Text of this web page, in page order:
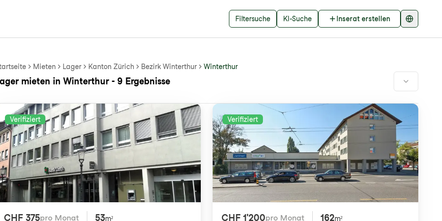
Filtersuche KI-Suche Inserat erstellen
Mieten Lager Kanton Zürich Bezirk Winterthur Winterthur
mieten in Winterthur - 9 Ergebnisse
Verifiziert
CHF 375pro Monat 53m²
Verifiziert
CHF 1'200pro Monat 162m²